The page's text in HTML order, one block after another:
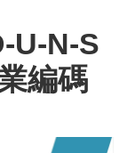
U-N-S
編碼